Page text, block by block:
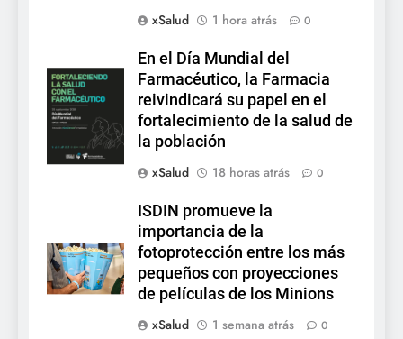
xSalud
1 hora atrás 0
En el Día Mundial del
Farmacéutico, la Farmacia
reivindicará su papel en el
fortalecimiento de la salud de
la población
xSalud
18 horas atrás 0
ISDIN promueve la
importancia de la
fotoprotección entre los más
pequeños con proyecciones
de películas de los Minions
xSalud
1 semana atrás 0